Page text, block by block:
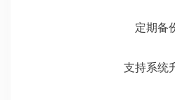
定期备
支持系统